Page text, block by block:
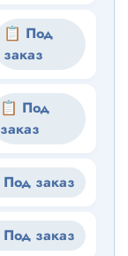
📋 Под
заказ
📋 Под
заказ
заказ
заказ